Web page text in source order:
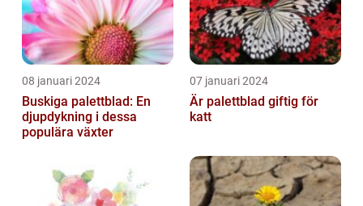
08 januari 2024
Buskiga palettblad: En
djupdykning i dessa
populära växter
07 januari 2024
Är palettblad giftig för
katt